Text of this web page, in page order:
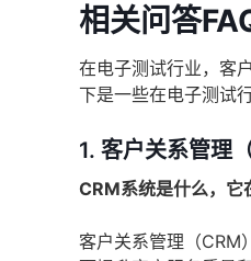
相关问答
在电子测试行业，客
下是一些在电子测试
1. 客户关系管理
CRM系统是什么，它
客户关系管理（CRM